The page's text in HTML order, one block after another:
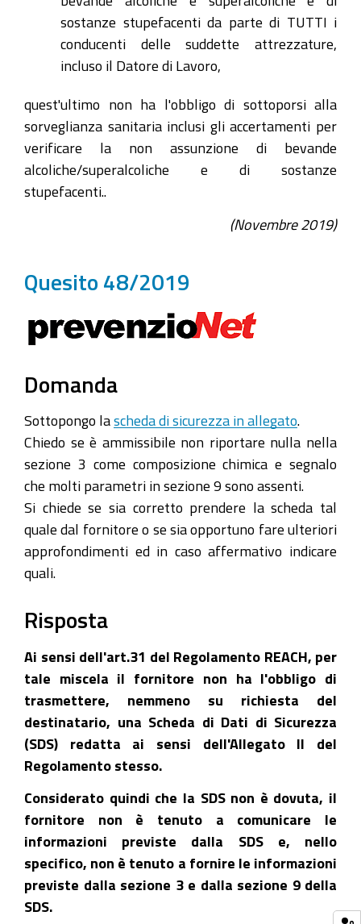
sostanze stupefacenti da parte di TUTTI i
conducenti delle suddette attrezzature,
incluso il Datore di Lavoro,
quest'ultimo non ha l'obbligo di sottoporsi alla
sorveglianza sanitaria inclusi gli accertamenti per
verificare la non assunzione di bevande
alcoliche/superalcoliche e di sostanze
stupefacenti.
(Novembre 2019)
Quesito 48/2019
Domanda
Sottopongo la scheda di sicurezza in allegato
Chiedo se è ammissibile non riportare nulla nella
sezione 3 come composizione chimica e segnalo
che molti parametri in sezione 9 sono assenti.
Si chiede se sia corretto prendere la scheda tal
quale dal fornitore o se sia opportuno fare ulteriori
approfondimenti ed in caso affermativo indicare
quali.
Risposta
Ai sensi dell'art.31 del Regolamento REACH, per
tale miscela il fornitore non ha l'obbligo di
trasmettere, nemmeno su richiesta del
destinatario, una Scheda di Dati di Sicurezza
(SDS) redatta ai sensi dell'Allegato II del
Regolamento stesso.
Considerato quindi che la SDS non è dovuta, il
fornitore non è tenuto a comunicare le
informazioni previste dalla SDS e, nello
specifico, non è tenuto a fornire le informazioni
previste dalla sezione 3 e dalla sezione 9 della
SDS.